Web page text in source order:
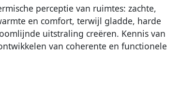
perceptie van ruimtes: zachte,
en comfort, terwijl gladde, harde
uitstraling creëren. Kennis van
van coherente en functionele